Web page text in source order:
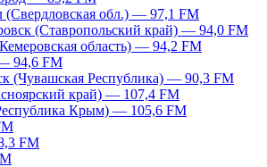
обл.) — 97,1 FM
(Ставропольский край) — 94,0 FM
область) — 94,2 FM
94,6 FM
(Чувашская Республика) — 90,3 FM
край) — 107,4 FM
Крым) — 105,6 FM
FM